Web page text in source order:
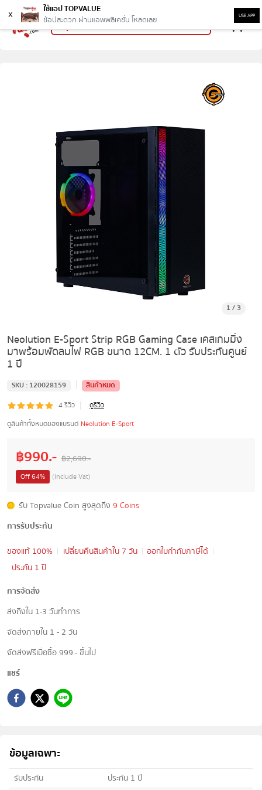
x
ใช้แอป TOPVALUE
ช้อปสะดวก ผ่านแอพพลิเคชั่น โหลดเลย
USE APP
1 / 3
Neolution E-Sport Strip RGB Gaming Case เคสเกมมิ่ง
มาพร้อมพัดลมไฟ RGB ขนาด 12CM. 1 ตัว รับประกันศูนย์
1 ปี
SKU : 120028159 |
สินค้าหมด
4รีวิว |
ดูรีวิว
ดูสินค้าทั้งหมดของแบรนด์ Neolution E-Sport
฿990.- ฿2,690.-
Off64% (include Vat)
รับ Topvalue Coin สูงสุดถึง 9 Coins
การรับประกัน
ของแท้ 100%
เปลี่ยนคืนสินค้าใน 7 วัน
ออกใบกำกับภาษีได้
ประกัน 1 ปี
การจัดส่ง
ส่งถึงใน 1-3 วันทำการ
จัดส่งภายใน 1 - 2 วัน
จัดส่งฟรีเมื่อซื้อ 999.- ขึ้นไป
แชร์
ข้อมูลเฉพาะ
รับประกัน
ประกัน 1 ปี